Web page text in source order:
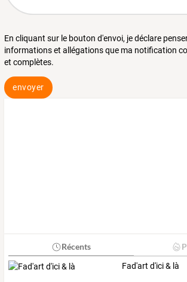
En cliquant sur le bouton d'envoi, je déclare
informations et allégations que ma notification
et complètes.
envoyer
Récents
Fad'art d'ici & là